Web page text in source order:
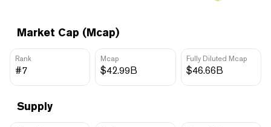
Market Cap (Mcap)
Rank
#7
Mcap
$42.99B
Fully Diluted Mcap
$46.66B
Supply